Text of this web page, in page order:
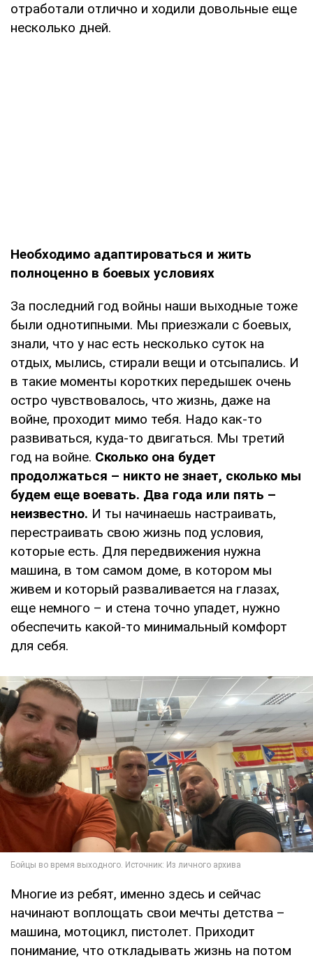
отработали отлично и ходили довольные еще
несколько дней.
Необходимо адаптироваться и жить
полноценно в боевых условиях
За последний год войны наши выходные тоже
были однотипными. Мы приезжали с боевых,
знали, что у нас есть несколько суток на
отдых, мылись, стирали вещи и отсыпались. И
в такие моменты коротких передышек очень
остро чувствовалось, что жизнь, даже на
войне, проходит мимо тебя. Надо как-то
развиваться, куда-то двигаться. Мы третий
год на войне. Сколько она будет
продолжаться – никто не знает, сколько мы
будем еще воевать. Два года или пять –
неизвестно. И ты начинаешь настраивать,
перестраивать свою жизнь под условия,
которые есть. Для передвижения нужна
машина, в том самом доме, в котором мы
живем и который разваливается на глазах,
еще немного – и стена точно упадет, нужно
обеспечить какой-то минимальный комфорт
для себя.
Многие из ребят, именно здесь и сейчас
начинают воплощать свои мечты детства –
машина, мотоцикл, пистолет. Приходит
понимание, что откладывать жизнь на потом